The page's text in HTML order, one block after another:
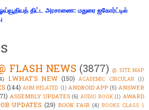
ஓய்வூதியத் திட்ட அரசாணை: மதுரை ஐகோர்ட்டில்
FLASH NEWS (3877) @ SITE MAP
1.WHAT'S NEW (150) ACADEMIC CIRCULAR (1)
(144) AHM RELATED (1) ANDROID APP (5) ANSWER
ASSEMBLY UPDATES (6) AUDIO BOOK (1) AWARD
UPDATES (29) BOOK FAIR (4) BOOKS CLASS 1